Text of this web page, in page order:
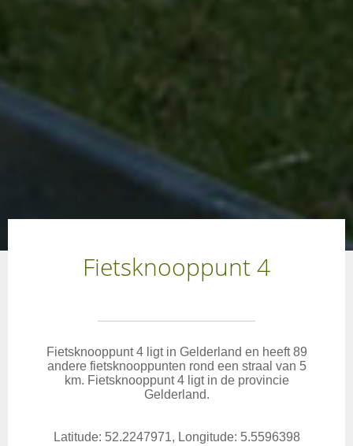
Fietsknooppunt 4
Fietsknooppunt 4 ligt in Gelderland en heeft 89
andere fietsknooppunten rond een straal van 5
km. Fietsknooppunt 4 ligt in de provincie
Gelderland.
Latitude: 52.2247971, Longitude: 5.5596398